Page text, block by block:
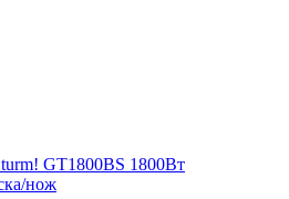
GT1800BS 1800Вт
нож